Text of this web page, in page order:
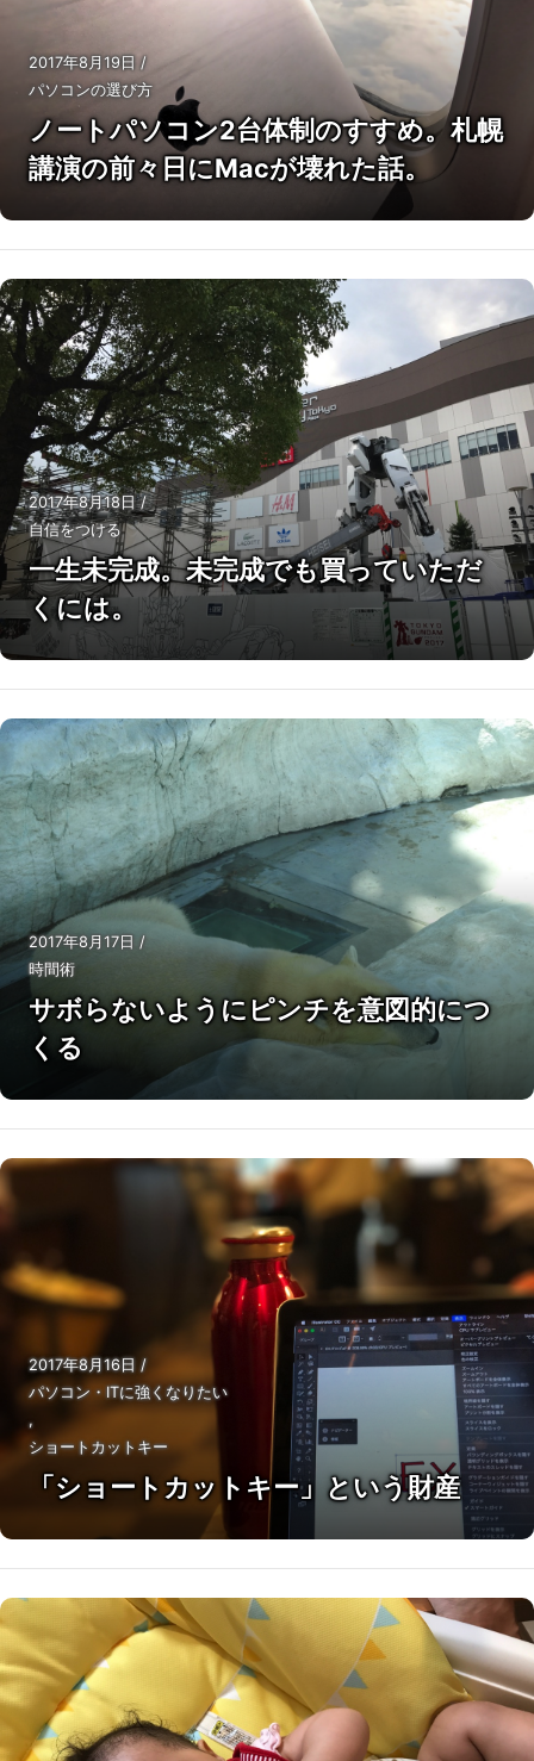
2017年8月19日/
パソコンの選び方
ノートパソコン2台体制のすすめ。札幌
講演の前々日にMacが壊れた話。
2017年8月18日/
自信をつける
一生未完成。未完成でも買っていただ
くには。
2017年8月17日/
時間術
サボらないようにピンチを意図的につ
くる
2017年8月16日/
パソコン・ITに強くなりたい
,
ショートカットキー
「ショートカットキー」という財産